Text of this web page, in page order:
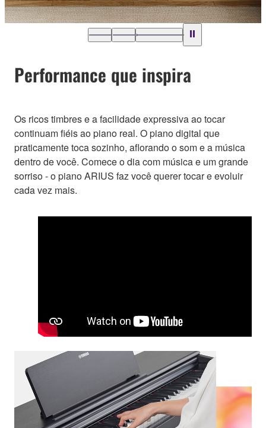
Performance que inspira
Os ricos timbres e a facilidade expressiva ao tocar
continuam fiéis ao piano real. O piano digital que
praticamente toca sozinho, aflorando o som e a música
dentro de você. Comece o dia com música e um grande
sorriso - o piano ARIUS faz você querer tocar e evoluir
cada vez mais.